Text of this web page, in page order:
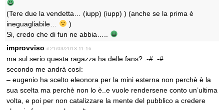
(Tere due la vendetta… (iupp) (iupp) ) (anche se la prima è
ineguagliabile…
)
Si, credo che di fun ne abbia…..
improvviso il 21/03/2013 11:16
ma sul serio questa ragazza ha delle fans? :-# :-#
secondo me andrà così:
– eugenio ha scelto eleonora per la mini esterna non perchè è la
sua scelta ma perchè non lo è..e vuole rendersene conto un’ultima
volta, e poi per non catalizzare la mente del pubblico a credere